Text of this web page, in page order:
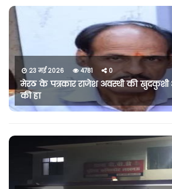
23 मई 2026 4781 0
मेरठ के पत्रकार राजेश अवस्थी की खुदकुशी
की हा